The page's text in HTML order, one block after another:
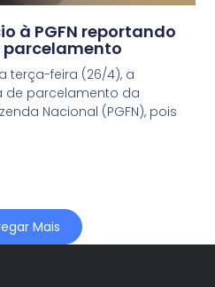
à PGFN reportando
parcelamento
terça-feira (26/4), a
de parcelamento da
Nacional (PGFN), pois
Mais